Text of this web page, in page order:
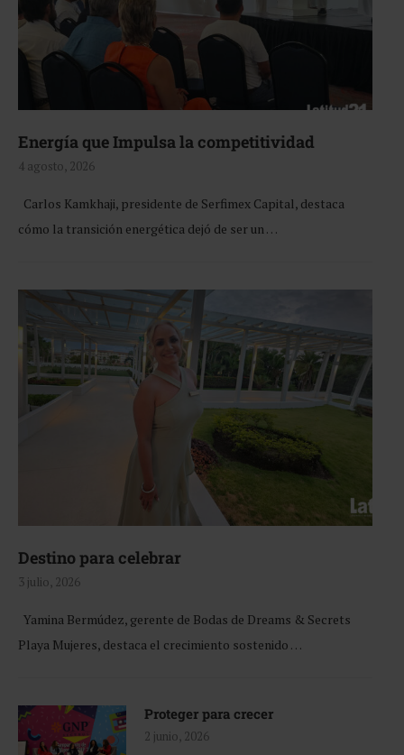
Energía que Impulsa la competitividad
4 agosto, 2026
Carlos Kamkhaji, presidente de Serfimex Capital, destaca
cómo la transición energética dejó de ser un …
Destino para celebrar
3 julio, 2026
Yamina Bermúdez, gerente de Bodas de Dreams & Secrets
Playa Mujeres, destaca el crecimiento sostenido …
Proteger para crecer
2 junio, 2026